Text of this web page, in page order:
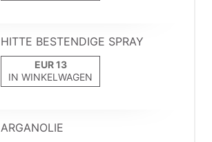
HITTE BESTENDIGE SPRAY
IN WINKELWAGEN
ARGANOLIE